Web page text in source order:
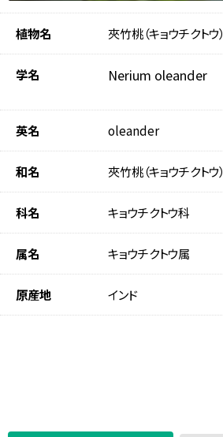
植物名 夾竹桃（キョウチクトウ）
学名 Nerium oleander
英名 oleander
和名 夾竹桃（キョウチクトウ）
科名 キョウチクトウ科
属名 キョウチクトウ属
原産地 インド